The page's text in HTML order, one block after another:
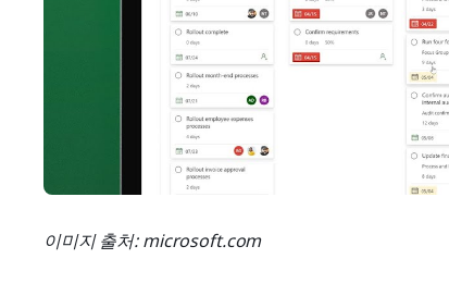
이미지 출처: microsoft.com